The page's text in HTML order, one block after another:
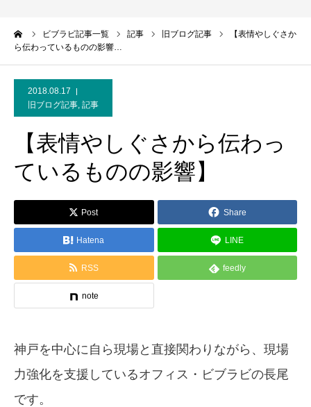
ビブラビ記事一覧 記事 旧ブログ記事
【表情やしぐさか
ら伝わっているものの影響…
2018.08.17
旧ブログ記事, 記事
【表情やしぐさから伝わっ
ているものの影響】
Post Share
Hatena LINE
RSS feedly
note
神戸を中心に自ら現場と直接関わりながら、現場
力強化を支援しているオフィス・ビブラビの長尾
です。